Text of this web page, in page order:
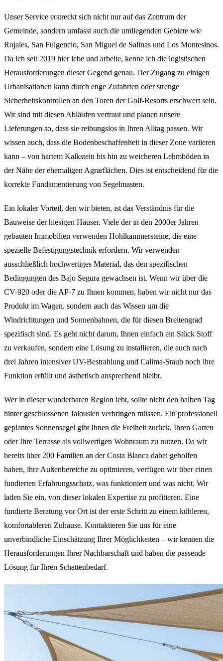
Unser Service erstreckt sich nicht nur auf das Zentrum der
Gemeinde, sondern umfasst auch die umliegenden Gebiete wie
Rojales, San Fulgencio, San Miguel de Salinas und Los Montesinos.
Da ich seit 2019 hier lebe und arbeite, kenne ich die logistischen
Herausforderungen dieser Gegend genau. Der Zugang zu einigen
Urbanisationen kann durch enge Zufahrten oder strenge
Sicherheitskontrollen an den Toren der Golf-Resorts erschwert sein.
Wir sind mit diesen Abläufen vertraut und planen unsere
Lieferungen so, dass sie reibungslos in Ihren Alltag passen. Wir
wissen auch, dass die Bodenbeschaffenheit in dieser Zone variieren
kann – von hartem Kalkstein bis hin zu weicheren Lehmböden in
der Nähe der ehemaligen Agrarflächen. Dies ist entscheidend für die
korrekte Fundamentierung von Segelmasten.
Ein lokaler Vorteil, den wir bieten, ist das Verständnis für die
Bauweise der hiesigen Häuser. Viele der in den 2000er Jahren
gebauten Immobilien verwenden Hohlkammersteine, die eine
spezielle Befestigungstechnik erfordern. Wir verwenden
ausschließlich hochwertiges Material, das den spezifischen
Bedingungen des Bajo Segura gewachsen ist. Wenn wir über die
CV-920 oder die AP-7 zu Ihnen kommen, haben wir nicht nur das
Produkt im Wagen, sondern auch das Wissen um die
Windrichtungen und Sonnenbahnen, die für diesen Breitengrad
spezifisch sind. Es geht nicht darum, Ihnen einfach ein Stück Stoff
zu verkaufen, sondern eine Lösung zu installieren, die auch nach
drei Jahren intensiver UV-Bestrahlung und Calima-Staub noch ihre
Funktion erfüllt und ästhetisch ansprechend bleibt.
Wer in dieser wunderbaren Region lebt, sollte nicht den halben Tag
hinter geschlossenen Jalousien verbringen müssen. Ein professionell
geplantes Sonnensegel gibt Ihnen die Freiheit zurück, Ihren Garten
oder Ihre Terrasse als vollwertigen Wohnraum zu nutzen. Da wir
bereits über 200 Familien an der Costa Blanca dabei geholfen
haben, ihre Außenbereiche zu optimieren, verfügen wir über einen
fundierten Erfahrungsschatz, was funktioniert und was nicht. Wir
laden Sie ein, von dieser lokalen Expertise zu profitieren. Eine
fundierte Beratung vor Ort ist der erste Schritt zu einem kühleren,
komfortableren Zuhause. Kontaktieren Sie uns für eine
unverbindliche Einschätzung Ihrer Möglichkeiten – wir kennen die
Herausforderungen Ihrer Nachbarschaft und haben die passende
Lösung für Ihren Schattenbedarf.